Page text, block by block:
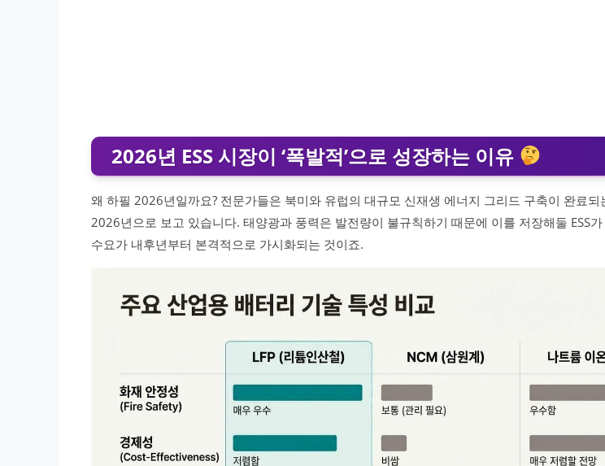
2026년 ESS 시장이 ‘폭발적’으로 성장하는 이유
왜 하필 2026년일까요? 전문가들은 북미와 유럽의 대규모 신재생 에너지 그리드 구축이 완료되
2026년으로 보고 있습니다. 태양광과 풍력은 발전량이 불규칙하기 때문에 이를 저장해둘 ESS
수요가 내후년부터 본격적으로 가시화되는 것이죠.